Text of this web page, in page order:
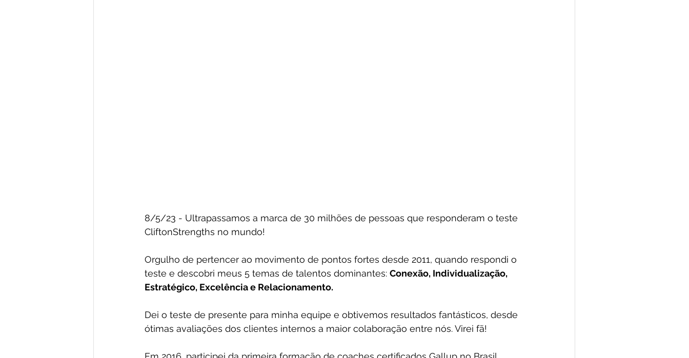
8/5/23 - Ultrapassamos a marca de 30 milhões de pessoas que responderam o teste
CliftonStrengths no mundo!
Orgulho de pertencer ao movimento de pontos fortes desde 2011, quando respondi o
teste e descobri meus 5 temas de talentos dominantes: Conexão, Individualização,
Estratégico, Excelência e Relacionamento.
Dei o teste de presente para minha equipe e obtivemos resultados fantásticos, desde
ótimas avaliações dos clientes internos a maior colaboração entre nós. Virei fã!